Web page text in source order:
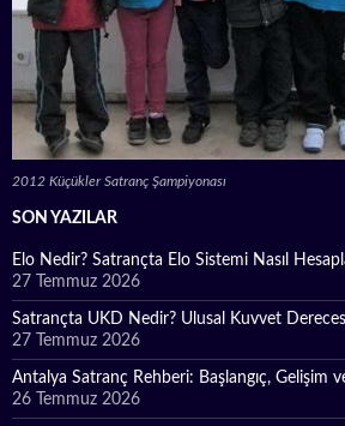
2012 Küçükler Satranç Şampiyonası
SON YAZILAR
Elo Nedir? Satrançta Elo Sistemi Nasıl
27 Temmuz 2026
Satrançta UKD Nedir? Ulusal Kuvvet
27 Temmuz 2026
Antalya Satranç Rehberi: Başlangıç, Gelişim
26 Temmuz 2026